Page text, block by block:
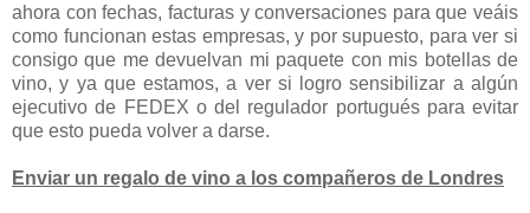
ahora con fechas, facturas y conversaciones para que veáis
como funcionan estas empresas, y por supuesto, para ver si
consigo que me devuelvan mi paquete con mis botellas de
vino, y ya que estamos, a ver si logro sensibilizar a algún
ejecutivo de FEDEX o del regulador portugués para evitar
que esto pueda volver a darse.
Enviar un regalo de vino a los compañeros de Londres